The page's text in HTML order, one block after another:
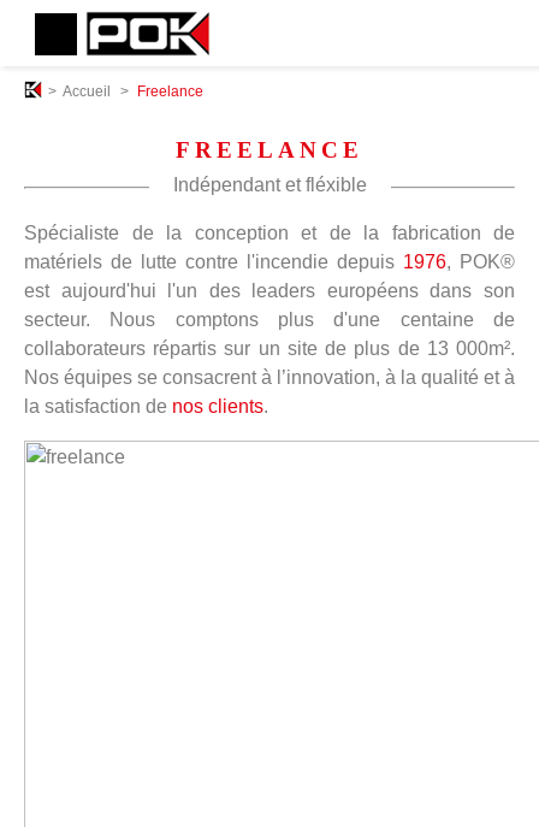
> Accueil > Freelance
FREELANCE
Indépendant et fléxible
Spécialiste de la conception et de la fabrication de
matériels de lutte contre l'incendie depuis 1976, POK®
est aujourd'hui l'un des leaders européens dans son
secteur. Nous comptons plus d'une centaine de
collaborateurs répartis sur un site de plus de 13 000m².
Nos équipes se consacrent à l’innovation, à la qualité et à
la satisfaction de nos clients.